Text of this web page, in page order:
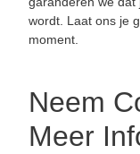
wordt. Laat ons je
moment.
Neem
Meer